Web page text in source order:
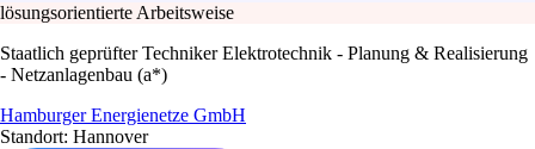
lösungsorientierte Arbeitsweise
Staatlich geprüfter Techniker Elektrotechnik - Planung & Realisierung
- Netzanlagenbau (a*)
Hamburger Energienetze GmbH
Standort: Hannover